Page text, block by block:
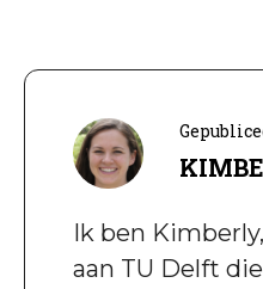
Ik ben
aan TU Delft